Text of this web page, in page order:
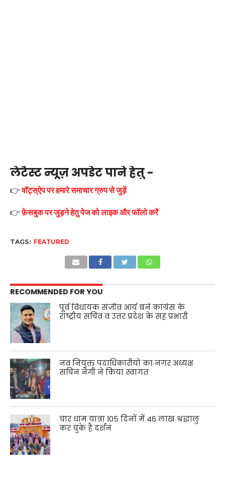
लेटैस्ट न्यूज़ अपडेट पाने हेतु -
👉वॉट्स्ऐप पर हमारे समाचार ग्रुप से जुड़ें
👉फ़ेसबुक पर जुड़ने हेतु पेज को लाइक और फॉलो करें
TAGS: FEATURED
RECOMMENDED FOR YOU
पूर्व विधायक संजीव आर्य बने कांग्रेस के
राष्ट्रीय सचिव व उत्तर प्रदेश के सह प्रभारी
नव नियुक्त पदाधिकारीयो का नगर अध्यक्ष
सचिन नेगी ने किया स्वागत
चार धाम यात्रा 105 दिनों में 46 लाख श्रद्धालु
कर चुके है दर्शन